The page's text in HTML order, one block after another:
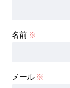
名前 ※
メール ※